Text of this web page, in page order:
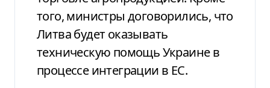
того, министры договорились, что
Литва будет оказывать
техническую помощь Украине в
процессе интеграции в ЕС.